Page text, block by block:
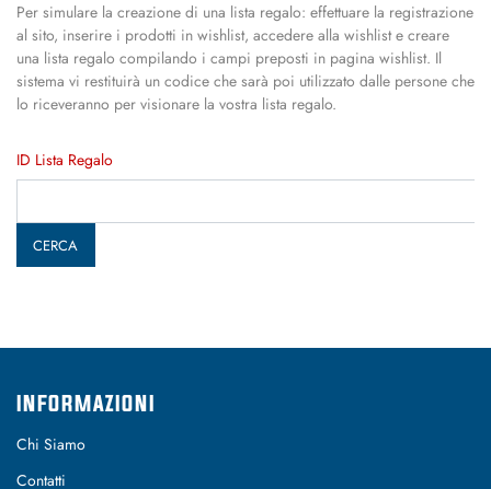
Per simulare la creazione di una lista regalo: effettuare la registrazione
al sito, inserire i prodotti in wishlist, accedere alla wishlist e creare
una lista regalo compilando i campi preposti in pagina wishlist. Il
sistema vi restituirà un codice che sarà poi utilizzato dalle persone che
lo riceveranno per visionare la vostra lista regalo.
ID Lista Regalo
CERCA
INFORMAZIONI
Chi Siamo
Contatti